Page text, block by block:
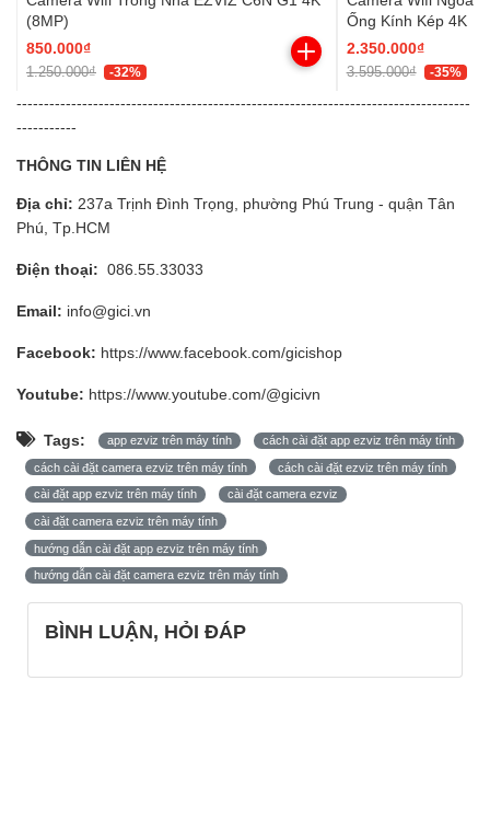
(8MP)
850.000₫
1.250.000₫ -32%
Ống Kính Kép 4K
2.350.000₫
3.595.000₫ -35%
-----------------------------------------------------------------------------------
-----------
THÔNG TIN LIÊN HỆ
Địa chỉ: 237a Trịnh Đình Trọng, phường Phú Trung - quận Tân
Phú, Tp.HCM
Điện thoại: 086.55.33033
Email: info@gici.vn
Facebook: https://www.facebook.com/gicishop
Youtube: https://www.youtube.com/@gicivn
Tags: app ezviz trên máy tính cách cài đặt app ezviz trên máy tính
cách cài đặt camera ezviz trên máy tính cách cài đặt ezviz trên máy tính
cài đặt app ezviz trên máy tính cài đặt camera ezviz
cài đặt camera ezviz trên máy tính
hướng dẫn cài đặt app ezviz trên máy tính
hướng dẫn cài đặt camera ezviz trên máy tính
BÌNH LUẬN, HỎI ĐÁP